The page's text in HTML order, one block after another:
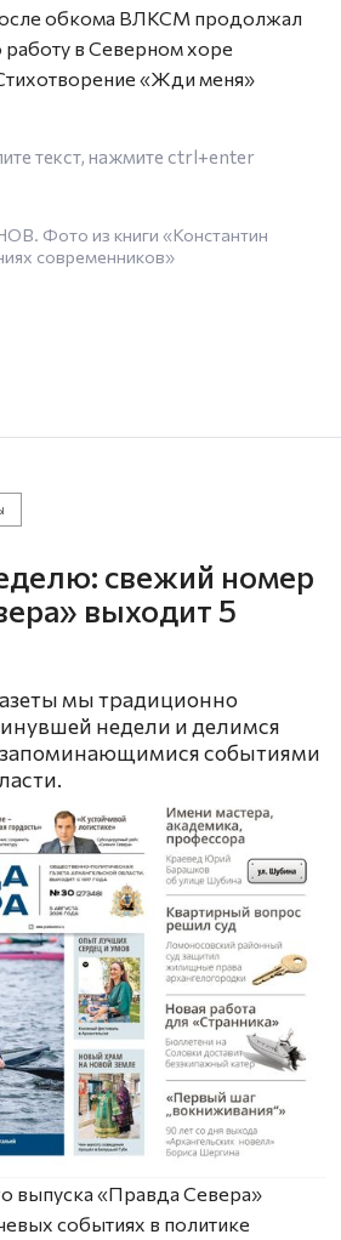
обкома ВЛКСМ продолжал
в Северном хоре
«Жди меня»
текст, нажмите ctrl+enter
Фото из книги «Константин
современников»
свежий номер
выходит 5
мы традиционно
недели и делимся
событиями
выпуска «Правда Севера»
событиях в политике